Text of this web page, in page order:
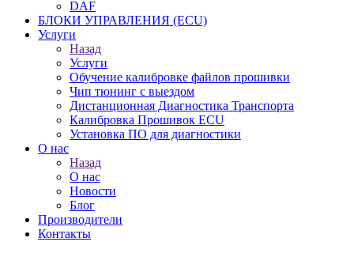
DAF
БЛОКИ УПРАВЛЕНИЯ (ECU)
Услуги
Назад
Услуги
Обучение калибровке файлов прошивки
Чип тюнинг с выездом
Дистанционная Диагностика Транспорта
Калибровка Прошивок ECU
Установка ПО для диагностики
О нас
Назад
О нас
Новости
Блог
Производители
Контакты